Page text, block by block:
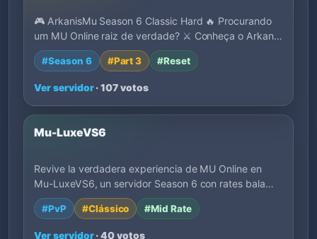
🎮 ArkanisMu Season 6 Classic Hard 🔥 Procurando
um MU Online raiz de verdade? ⚔️ Conheça o Arkan…
#Season 6 #Part 3 #Reset
Ver servidor· 107 votos
Mu-LuxeVS6
Revive la verdadera experiencia de MU Online en
Mu-LuxeVS6, un servidor Season 6 con rates bala…
#PvP #Clássico #Mid Rate
Ver servidor· 40 votos